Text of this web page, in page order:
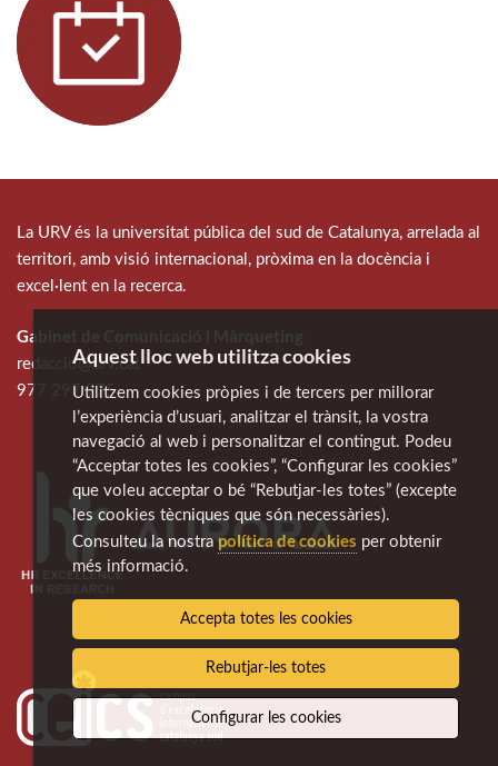
La URV és la universitat pública del sud de Catalunya, arrelada al
territori, amb visió internacional, pròxima en la docència i
excel·lent en la recerca.
Gabinet de Comunicació i Màrqueting
redaccio@urv.cat
977 297 975
Aquest lloc web utilitza cookies
Utilitzem cookies pròpies i de tercers per millorar
l’experiència d’usuari, analitzar el trànsit, la vostra
navegació al web i personalitzar el contingut. Podeu
“Acceptar totes les cookies”, “Configurar les cookies”
que voleu acceptar o bé “Rebutjar-les totes” (excepte
les cookies tècniques que són necessàries).
Consulteu la nostra política de cookies per obtenir
més informació.
Accepta totes les cookies
Rebutjar-les totes
Configurar les cookies